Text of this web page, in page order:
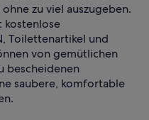
zu viel auszugeben.
kostenlose
Toilettenartikel und
von gemütlichen
bescheidenen
saubere, komfortable